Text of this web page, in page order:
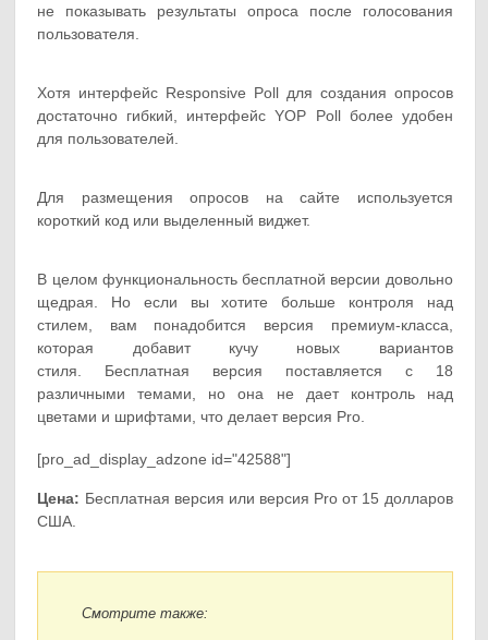
не показывать результаты опроса после голосования
пользователя.
Хотя интерфейс Responsive Poll для создания опросов
достаточно гибкий, интерфейс YOP Poll более удобен
для пользователей.
Для размещения опросов на сайте используется
короткий код или выделенный виджет.
В целом функциональность бесплатной версии довольно
щедрая. Но если вы хотите больше контроля над
стилем, вам понадобится версия премиум-класса,
которая добавит кучу новых вариантов
стиля. Бесплатная версия поставляется с 18
различными темами, но она не дает контроль над
цветами и шрифтами, что делает версия Pro.
[pro_ad_display_adzone id="42588"]
Цена: Бесплатная версия или версия Pro от 15 долларов
США.
Смотрите также: